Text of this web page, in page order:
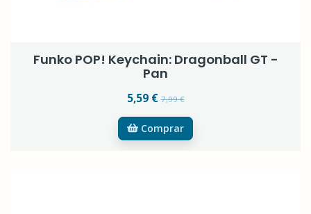
Funko POP! Keychain: Dragonball GT -
Pan
5,59 €7,99 €
Comprar